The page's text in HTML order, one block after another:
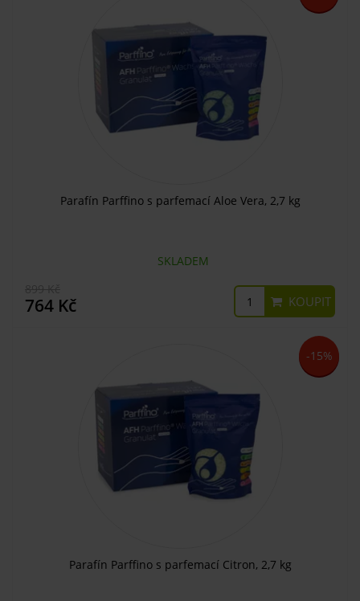
Parafín Parffino s parfemací Aloe Vera, 2,7 kg
SKLADEM
764 Kč KOUPIT
-15%
Parafín Parffino s parfemací Citron, 2,7 kg